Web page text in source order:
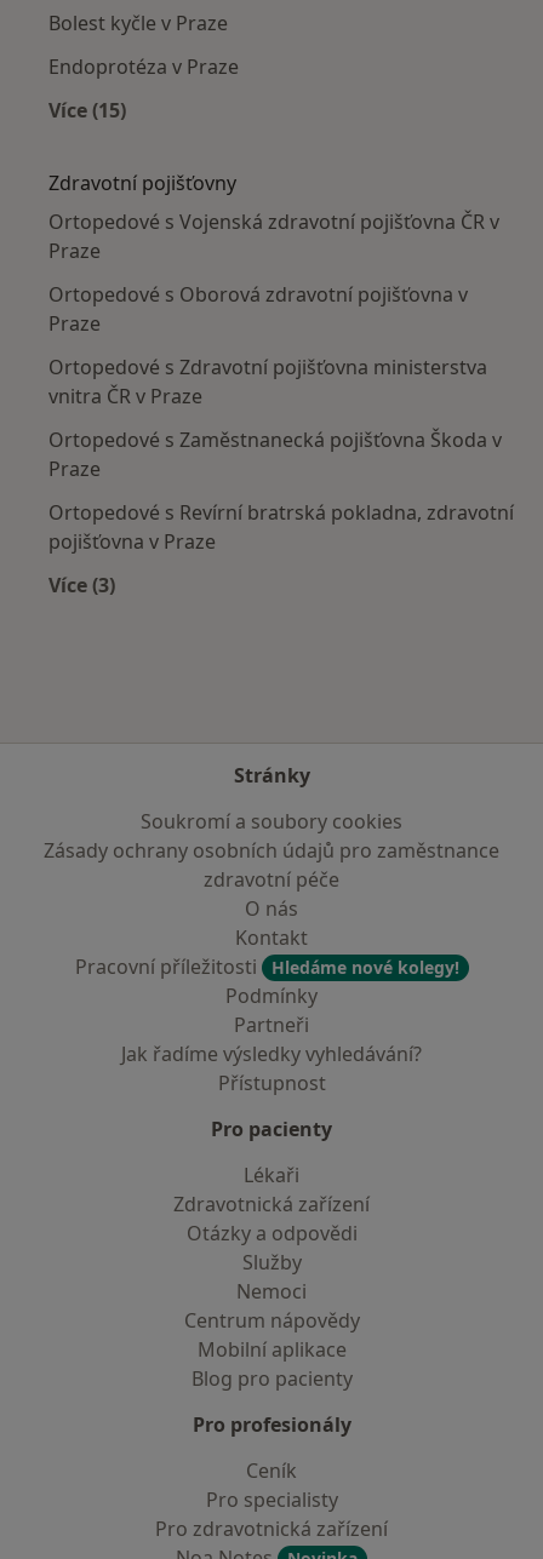
Bolest kyčle v Praze
Endoprotéza v Praze
Více (15)
Zdravotní pojišťovny
Ortopedové s Vojenská zdravotní pojišťovna ČR v
Praze
Ortopedové s Oborová zdravotní pojišťovna v
Praze
Ortopedové s Zdravotní pojišťovna ministerstva
vnitra ČR v Praze
Ortopedové s Zaměstnanecká pojišťovna Škoda v
Praze
Ortopedové s Revírní bratrská pokladna, zdravotní
pojišťovna v Praze
Více (3)
Stránky
Soukromí a soubory cookies
Zásady ochrany osobních údajů pro zaměstnance
zdravotní péče
O nás
Kontakt
Pracovní příležitosti
Hledáme nové kolegy!
Podmínky
Partneři
Jak řadíme výsledky vyhledávání?
Přístupnost
Pro pacienty
Lékaři
Zdravotnická zařízení
Otázky a odpovědi
Služby
Nemoci
Centrum nápovědy
Mobilní aplikace
Blog pro pacienty
Pro profesionály
Ceník
Pro specialisty
Pro zdravotnická zařízení